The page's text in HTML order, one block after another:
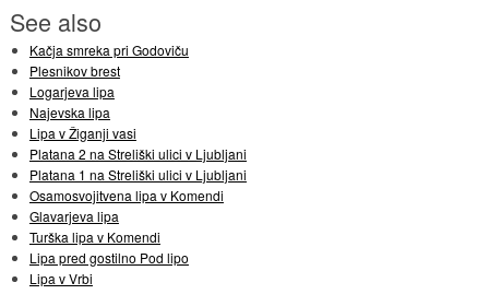
See also
Kačja smreka pri Godoviču
Plesnikov brest
Logarjeva lipa
Najevska lipa
Lipa v Žiganji vasi
Platana 2 na Streliški ulici v Ljubljani
Platana 1 na Streliški ulici v Ljubljani
Osamosvojitvena lipa v Komendi
Glavarjeva lipa
Turška lipa v Komendi
Lipa pred gostilno Pod lipo
Lipa v Vrbi